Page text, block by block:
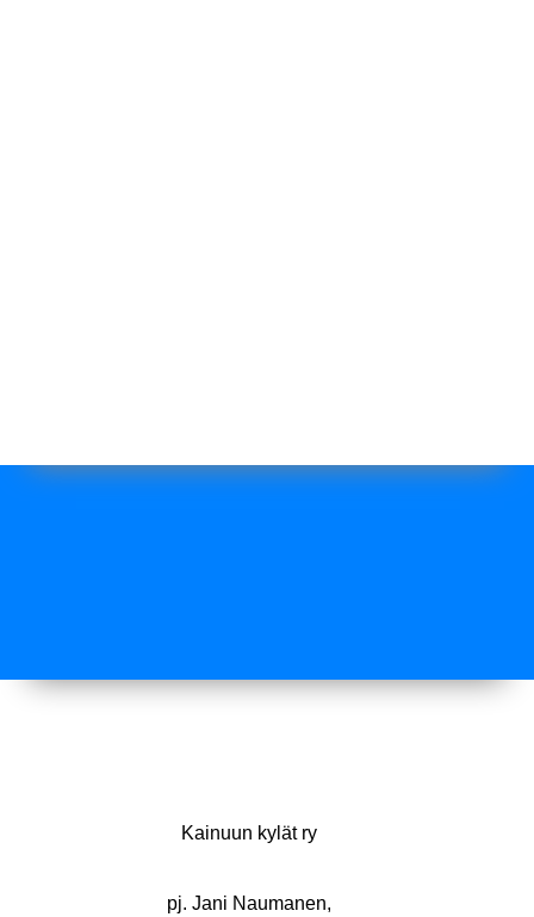
Kainuun kylät ry
pj. Jani Naumanen,